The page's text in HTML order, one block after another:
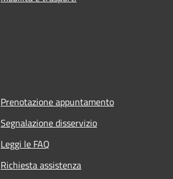
Prenotazione appuntamento
Segnalazione disservizio
Leggi le FAQ
Richiesta assistenza